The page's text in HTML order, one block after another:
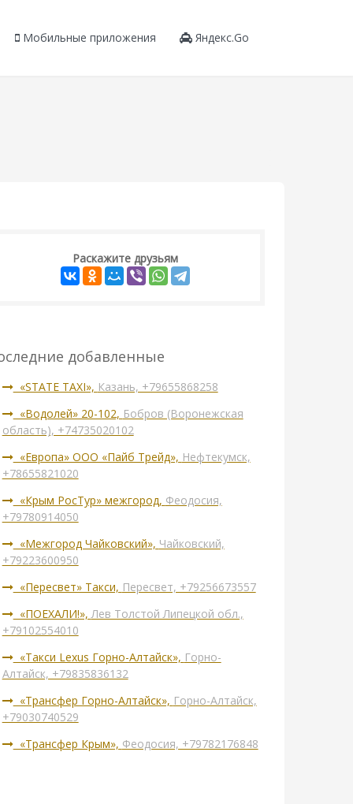
Мобильные приложения Яндекс.Go
Раскажите друзьям
добавленные
«STATE TAXI», Казань, +79655868258
«Водолей» 20-102, Бобров (Воронежская
область), +74735020102
«Европа» ООО «Пайб Трейд», Нефтекумск,
+78655821020
«Крым РосТур» межгород, Феодосия,
+79780914050
«Межгород Чайковский», Чайковский,
+79223600950
«Пересвет» Такси, Пересвет, +79256673557
«ПОЕХАЛИ!»,Лев Толстой Липецкой обл.,
+79102554010
«Такси Lexus Горно-Алтайск», Горно-
Алтайск, +79835836132
«Трансфер Горно-Алтайск», Горно-Алтайск,
+79030740529
«Трансфер Крым», Феодосия, +79782176848